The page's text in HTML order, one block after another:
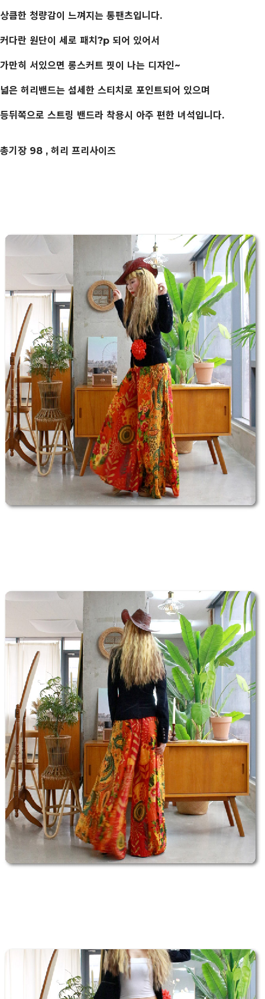
상큼한 청량감이 느껴지는 통팬츠입니다.
커다란 원단이 세로 패치?p 되어 있어서
가만히 서있으면 롱스커트 핏이 나는 디자인~
넓은 허리밴드는 섬세한 스티치로 포인트되어 있으며
등뒤쪽으로 스트링 밴드라 착용시 아주 편한 녀석입니다.
총기장 98 , 허리 프리사이즈